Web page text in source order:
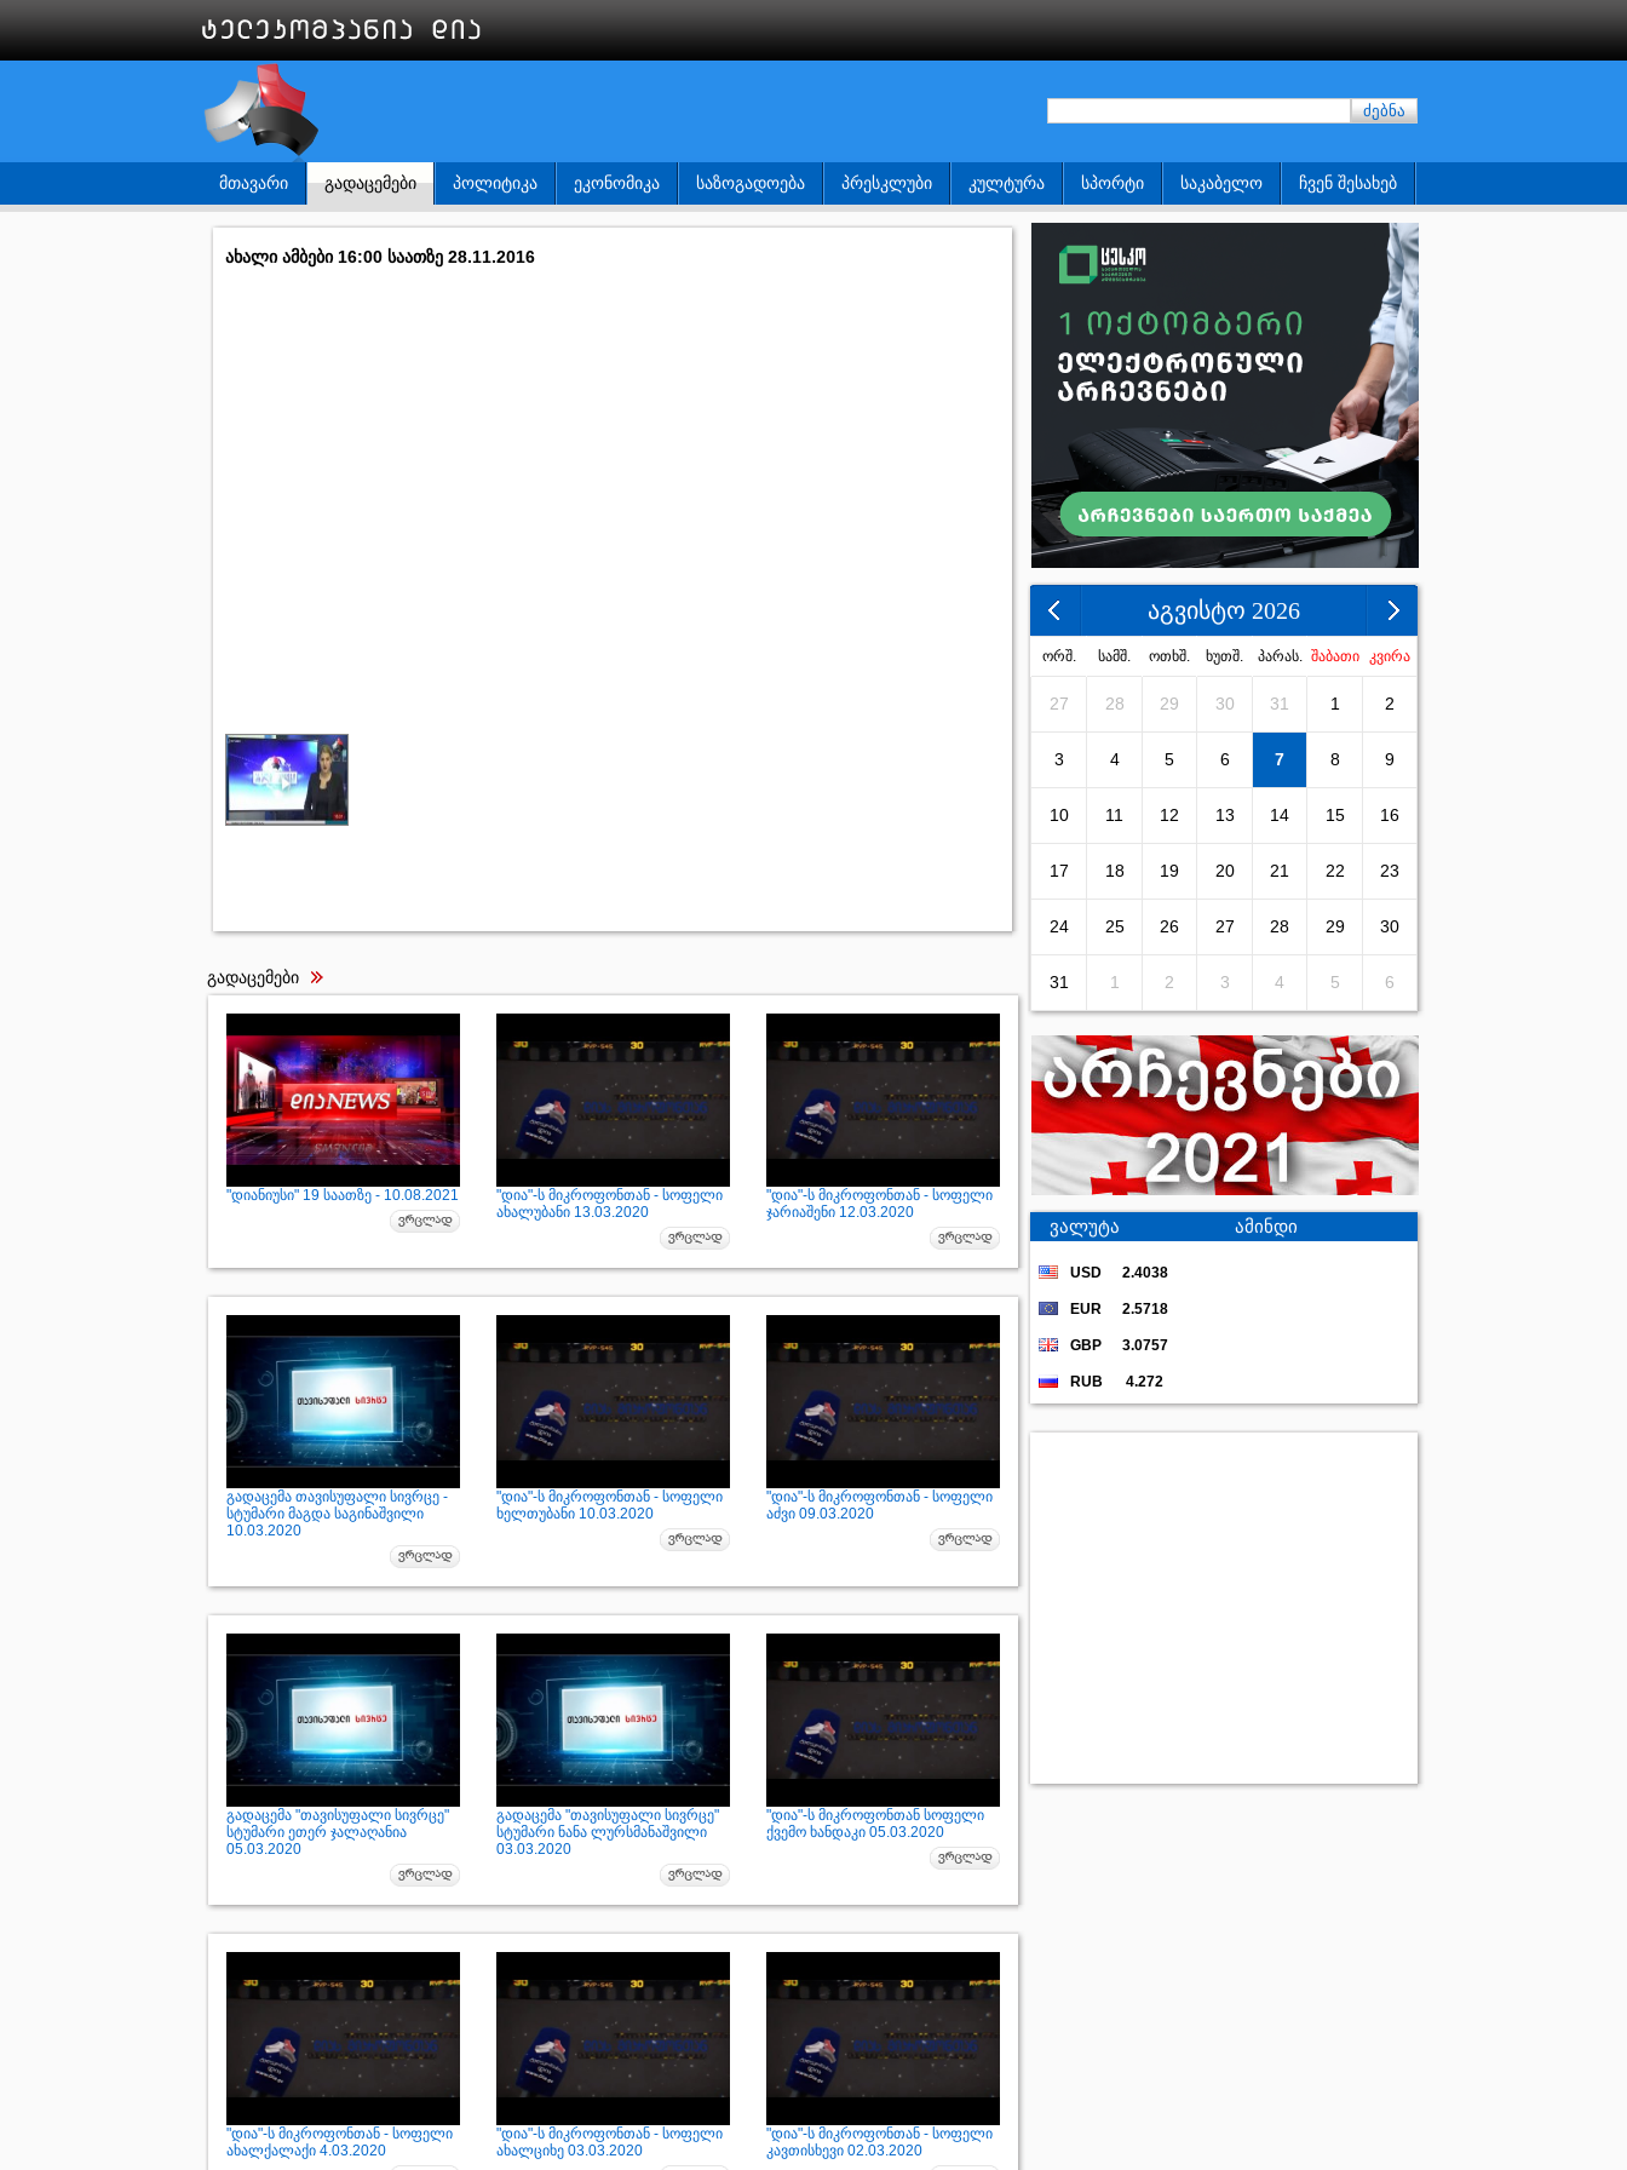
ძებნა
ᲛᲗᲐᲕᲐᲠᲘ ᲒᲐᲓᲐᲪᲔᲛᲔᲑᲘ ᲞᲝᲚᲘᲢᲘᲙᲐ ᲔᲙᲝᲜᲝᲛᲘᲙᲐ ᲡᲐᲖᲝᲒᲐᲓᲝᲔᲑᲐ ᲞᲠᲔᲡᲙᲚᲣᲑᲘ ᲙᲣᲚᲢᲣᲠᲐ ᲡᲞᲝᲠᲢᲘ ᲡᲐᲙᲐᲑᲔᲚᲝ ᲩᲕᲔᲜ ᲨᲔᲡᲐᲮᲔᲑ
ახალი ამბები 16:00 საათზე 28.11.2016
გადაცემები
"დიანიუსი" 19 საათზე - 10.08.2021
"დია"-ს მიკროფონთან - სოფელი
ახალუბანი 13.03.2020
"დია"-ს მიკროფონთან - სოფელი
ჯარიაშენი 12.03.2020
გადაცემა თავისუფალი სივრცე -
სტუმარი მაგდა საგინაშვილი
10.03.2020
"დია"-ს მიკროფონთან - სოფელი
ხელთუბანი 10.03.2020
"დია"-ს მიკროფონთან - სოფელი
აძვი 09.03.2020
გადაცემა "თავისუფალი სივრცე"
სტუმარი ეთერ ჯალაღანია
05.03.2020
გადაცემა "თავისუფალი სივრცე"
სტუმარი ნანა ლურსმანაშვილი
03.03.2020
"დია"-ს მიკროფონთან სოფელი
ქვემო ხანდაკი 05.03.2020
"დია"-ს მიკროფონთან - სოფელი
ახალქალაქი 4.03.2020
"დია"-ს მიკროფონთან - სოფელი
ახალციხე 03.03.2020
"დია"-ს მიკროფონთან - სოფელი
კავთისხევი 02.03.2020
აგვისტო 2026
ორშ. სამშ. ოთხშ. ხუთშ. პარას. შაბათი კვირა
27 28 29 30 31 1 2
3 4 5 6 7 8 9
10 11 12 13 14 15 16
17 18 19 20 21 22 23
24 25 26 27 28 29 30
31 1 2 3 4 5 6
ვალუტა ამინდი
USD 2.4038
EUR 2.5718
GBP 3.0757
RUB 4.272